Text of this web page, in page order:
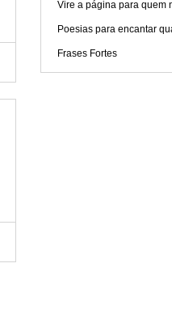
Vire a página para quem
Poesias para encantar
Frases Fortes